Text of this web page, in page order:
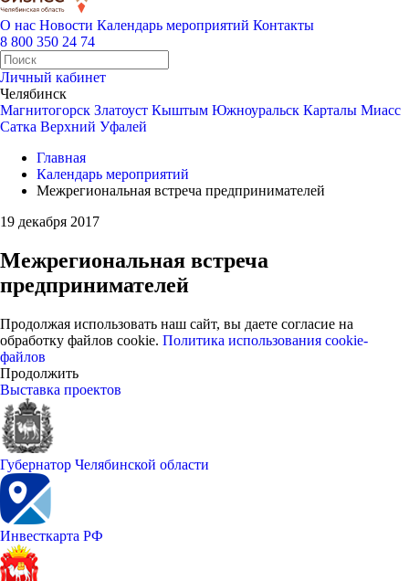
О нас Новости Календарь мероприятий Контакты
8 800 350 24 74
Личный кабинет
Челябинск
Магнитогорск Златоуст Кыштым Южноуральск Карталы Миасс
Сатка Верхний Уфалей
Главная
Календарь мероприятий
Межрегиональная встреча предпринимателей
19 декабря 2017
Межрегиональная встреча
предпринимателей
Продолжая использовать наш сайт, вы даете согласие на
обработку файлов cookie. Политика использования cookie-
файлов
Продолжить
Выставка проектов
Губернатор Челябинской области
Инвесткарта РФ